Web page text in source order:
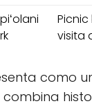
visita
como